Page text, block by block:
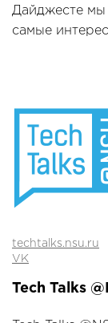
Дайджесте мы
самые
techtalks.nsu.ru
VK
Tech Talks